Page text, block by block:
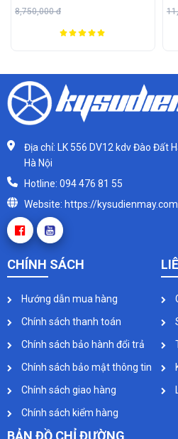
Địa chỉ: LK 556 DV12 kdv Đào Đất
Hà Nội
Hotline: 094 476 81 55
Website: https://
CHÍNH SÁCH
Hướng dẫn mua hàng
Chính sách thanh toán
Chính sách bảo hành đổi trả
Chính sách bảo mật thông tin
Chính sách giao hàng
Chính sách kiểm hàng